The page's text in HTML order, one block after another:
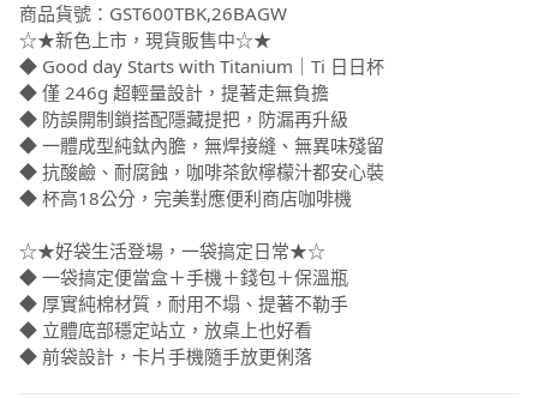
商品貨號： GST600TBK,26BAGW
☆★新色上市，現貨販售中☆★
◆ Good day Starts with Titanium｜Ti 日日杯
◆ 僅 246g 超輕量設計，提著走無負擔
◆ 防誤開制鎖搭配隱藏提把，防漏再升級
◆ 一體成型純鈦內膽，無焊接縫、無異味殘留
◆ 抗酸鹼、耐腐蝕，咖啡茶飲檸檬汁都安心裝
◆ 杯高18公分，完美對應便利商店咖啡機
☆★好袋生活登場，一袋搞定日常★☆
◆ 一袋搞定便當盒＋手機＋錢包＋保溫瓶
◆ 厚實純棉材質，耐用不塌、提著不勒手
◆ 立體底部穩定站立，放桌上也好看
◆ 前袋設計，卡片手機隨手放更俐落